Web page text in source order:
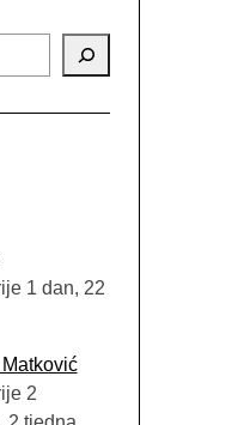
1 dan, 22
2